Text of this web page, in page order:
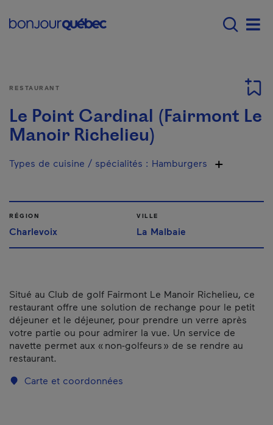
Main navigation -
RESTAURANT
Le Point Cardinal (Fairmont Le
Manoir Richelieu)
Types de cuisine / spécialités : Hamburgers
RÉGION
Charlevoix
VILLE
La Malbaie
Situé au Club de golf Fairmont Le Manoir Richelieu, ce
restaurant offre une solution de rechange pour le petit
déjeuner et le déjeuner, pour prendre un verre après
votre partie ou pour admirer la vue. Un service de
navette permet aux « non-golfeurs » de se rendre au
restaurant.
Carte et coordonnées